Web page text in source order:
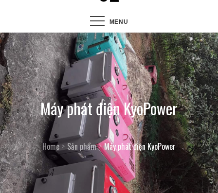
MENU
Máy phát điện KyoPower
Home Sản phẩm Máy phát điện KyoPower